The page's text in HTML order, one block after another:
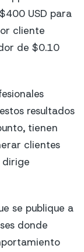
USD para
cliente
de $0.10
resultados
tienen
clientes
dirige
se publique a
donde